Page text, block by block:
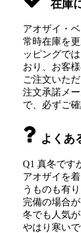
在庫
アオザイ・
常時在庫を
ッピングで
おり、お客
ご注文いた
注文承諾メ
で、必ずご確
よくあ
Q1 真冬です
アオザイを
うものも有
完備の場合
冬でも人気
やはり寒いで